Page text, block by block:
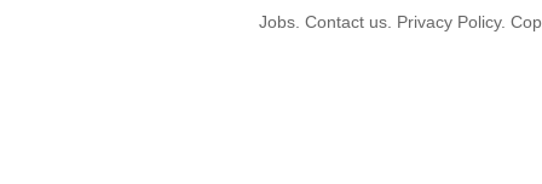
Jobs. Contact us. Privacy Policy.